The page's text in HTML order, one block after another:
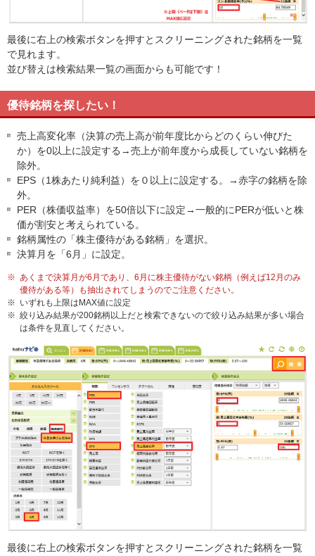
最後に右上の検索ボタンを押すとスクリーニングされた銘柄を一覧
で見れます。
並び替えは検索結果一覧の画面からも可能です！
優待銘柄を探したい！
売上高変化率（決算の売上高が前年度比からどのくらい伸びた
か）を0以上に設定する→売上が前年度から成長していない銘柄を
除外。
EPS（1株あたり純利益）を０以上に設定する。→赤字の銘柄を除
外。
PER（株価収益率）を50倍以下に設定→一般的にPERが低いと株
価が割安と考えられている。
銘柄属性の「株主優待がある銘柄」を選択。
決算月を「6月」に設定。
※ あくまで決算月が6月であり、6月に株主優待がない銘柄（例えば12月のみ
優待がある等）も抽出されてしまうのでご注意ください。
※ いずれも上限はMAX値に設定
※ 絞り込み結果が200銘柄以上だと検索できないので絞り込み結果が多い場合
は条件を見直してください。
最後に右上の検索ボタンを押すとスクリーニングされた銘柄を一覧